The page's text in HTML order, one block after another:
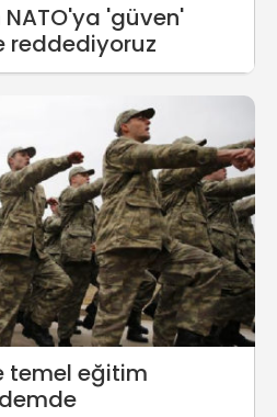
'güven'
reddediyoruz
temel eğitim